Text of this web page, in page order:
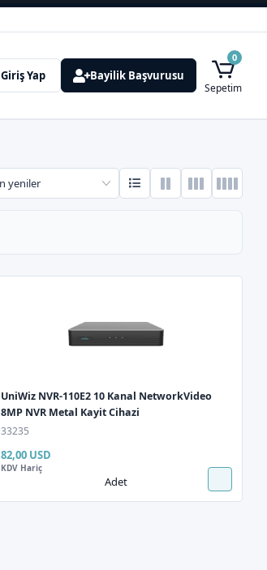
Giriş Yap Bayilik Başvurusu
0
Sepetim
UniWiz NVR-110E2 10 Kanal NetworkVideo
8MP NVR Metal Kayit Cihazi
33235
82,00 USD
KDV Hariç
Adet